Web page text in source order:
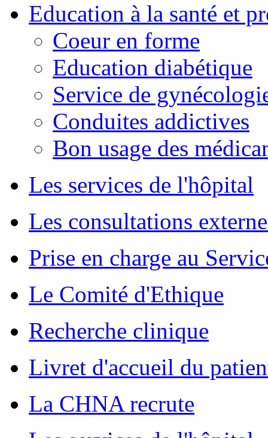
Education à la santé et
Coeur en forme
Education diabétique
Service de
Conduites addictives
Bon usage des
Les services de l'hôpital
Les consultations
Prise en charge au
Le Comité d'Ethique
Recherche clinique
Livret d'accueil du
La CHNA recrute